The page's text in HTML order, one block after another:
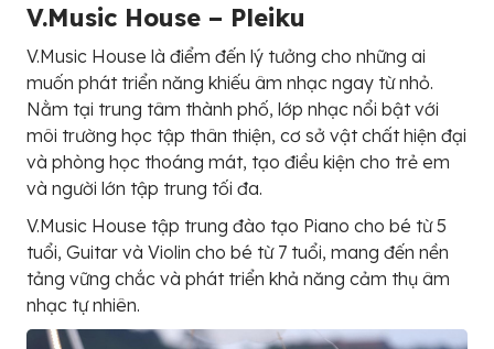
V.Music House – Pleiku
V.Music House là điểm đến lý tưởng cho những ai
muốn phát triển năng khiếu âm nhạc ngay từ nhỏ.
Nằm tại trung tâm thành phố, lớp nhạc nổi bật với
môi trường học tập thân thiện, cơ sở vật chất hiện đại
và phòng học thoáng mát, tạo điều kiện cho trẻ em
và người lớn tập trung tối đa.
V.Music House tập trung đào tạo Piano cho bé từ 5
tuổi, Guitar và Violin cho bé từ 7 tuổi, mang đến nền
tảng vững chắc và phát triển khả năng cảm thụ âm
nhạc tự nhiên.